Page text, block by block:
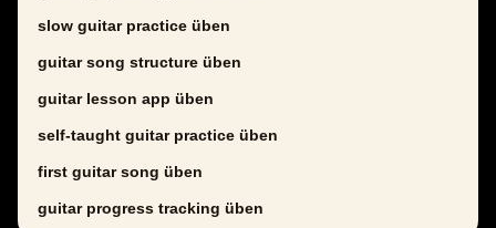
slow guitar practice üben
guitar song structure üben
guitar lesson app üben
self-taught guitar practice üben
first guitar song üben
guitar progress tracking üben